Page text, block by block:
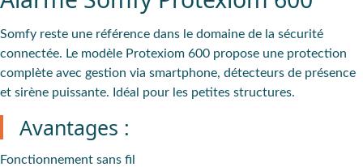
Somfy reste une référence dans le domaine de la sécurité
connectée. Le modèle Protexiom 600 propose une protection
complète avec gestion via smartphone, détecteurs de présence
et sirène puissante. Idéal pour les petites structures.
Avantages :
Fonctionnement sans fil